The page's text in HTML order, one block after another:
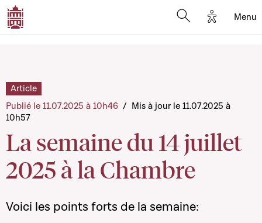
Options
Menu
La semaine du 14 juillet
2025 à la Chambre
Article
Publié le 11.07.2025 à 10h46 / Mis à jour le 11.07.2025 à
10h57
Voici les points forts de la semaine: